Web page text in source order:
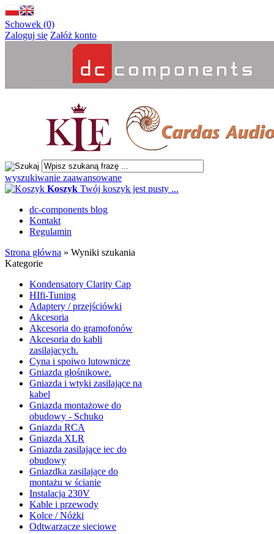
Schowek (0)
Zaloguj się Załóż konto
wyszukiwanie zaawansowane
Koszyk Twój koszyk jest pusty ...
dc-components blog
Kontakt
Regulamin
Strona główna » Wyniki szukania
Kategorie
Kondensatory Clarity Cap
HIfi-Tuning
Adaptery / przejściówki
Akcesoria
Akcesoria do gramofonów
Akcesoria do kabli
zasilajacych.
Cyna i spoiwo lutownicze
Gniazda głośnikowe.
Gniazda i wtyki zasilające na
kabel
Gniazda montażowe do
obudowy - Schuko
Gniazda RCA
Gniazda XLR
Gniazda zasilające iec do
obudowy
Gniazdka zasilające do
montażu w ścianie
Instalacja 230V
Kable i przewody
Kolce / Nóżki
Odtwarzacze sieciowe